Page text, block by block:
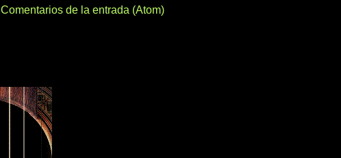
Comentarios de la entrada (Atom)